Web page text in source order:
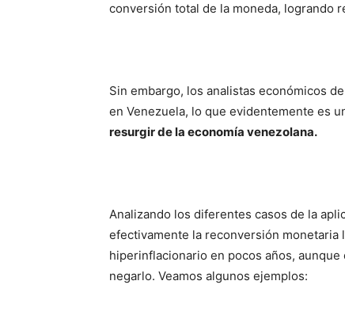
conversión total de la moneda, logrando
Sin embargo, los analistas económicos
en Venezuela, lo que evidentemente es
resurgir de la economía venezolana.
Analizando los diferentes casos de la
efectivamente la reconversión
hiperinflacionario en pocos años,
negarlo. Veamos algunos ejemplos: